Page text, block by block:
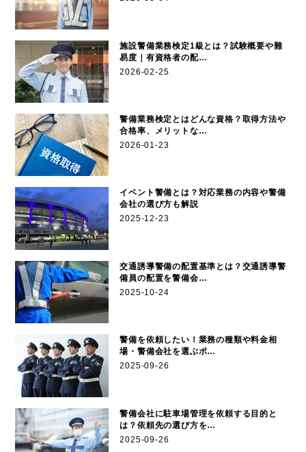
施設警備業務検定1級とは？試験概要や難
易度｜有資格者の配…
2026-02-25
警備業務検定とはどんな資格？取得方法や
合格率、メリットな…
2026-01-23
イベント警備とは？対応業務の内容や警備
会社の選び方も解説
2025-12-23
交通誘導警備の配置基準とは？交通誘導警
備員の配置を警備会…
2025-10-24
警備を依頼したい！業務の種類や料金相
場・警備会社を選ぶポ…
2025-09-26
警備会社に駐車場管理を依頼する目的と
は？依頼先の選び方を…
2025-09-26